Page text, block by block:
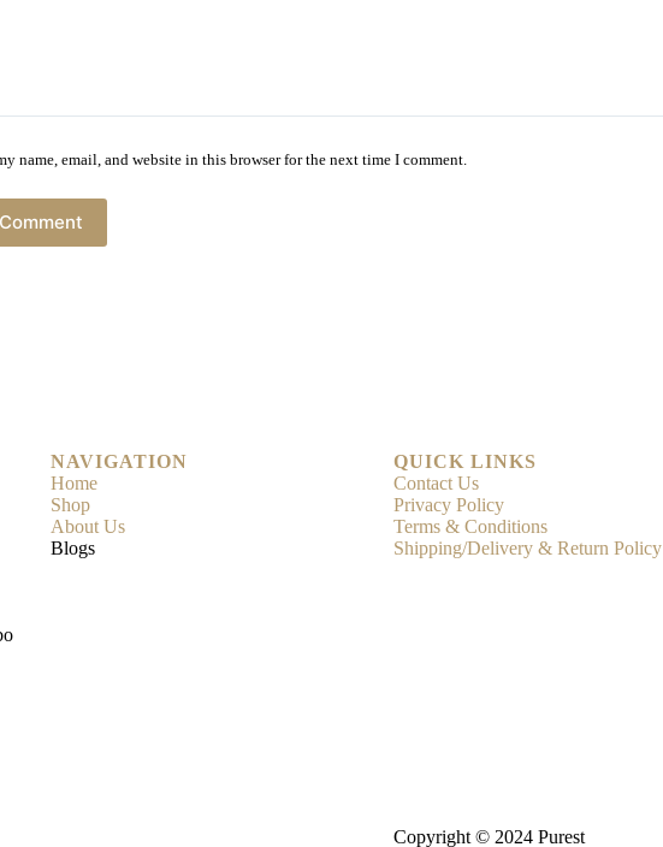
name, email, and website in this browser for the next time I comment.
NAVIGATION
Home
Shop
About Us
Blogs
QUICK LINKS
Contact Us
Privacy Policy
Terms & Conditions
Shipping/Delivery & Return Policy
Copyright © 2024 Purest